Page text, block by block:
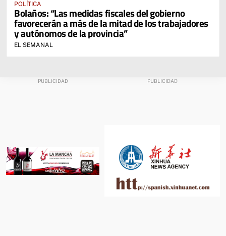
POLÍTICA
Bolaños: “Las medidas fiscales del gobierno
favorecerán a más de la mitad de los trabajadores
y autónomos de la provincia”
EL SEMANAL